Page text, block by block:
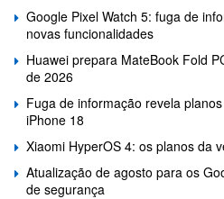
Google Pixel Watch 5: fuga de
novas funcionalidades
Huawei prepara MateBook Fold
de 2026
Fuga de informação revela
iPhone 18
Xiaomi HyperOS 4: os planos da
Atualização de agosto para os
de segurança